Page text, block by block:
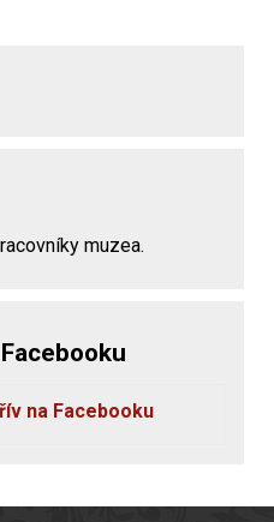
muzea.
na Facebooku